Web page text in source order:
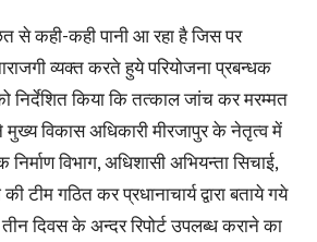
से कही-कही पानी आ रहा है जिस पर
व्यक्त करते हुये परियोजना प्रबन्धक
निर्देशित किया कि तत्काल जांच कर मरम्मत
मुख्य विकास अधिकारी मीरजापुर के नेतृत्व में
विभाग, अधिशासी अभियन्ता सिचाई,
टीम गठित कर प्रधानाचार्य द्वारा बताये गये
दिवस के अन्दर रिपोर्ट उपलब्ध कराने का